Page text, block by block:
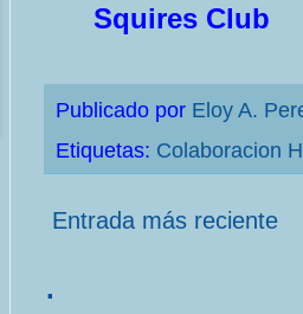
Squires Club
Publicado por Eloy A.
Etiquetas: Colaboracion
Entrada más reciente
.